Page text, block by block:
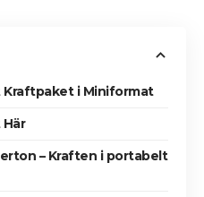
Kraftpaket i Miniformat
– Kraften i portabelt